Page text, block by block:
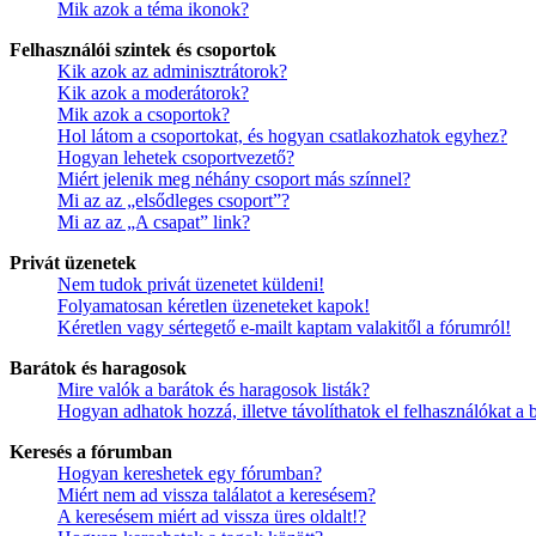
Mik azok a téma ikonok?
Felhasználói szintek és csoportok
Kik azok az adminisztrátorok?
Kik azok a moderátorok?
Mik azok a csoportok?
Hol látom a csoportokat, és hogyan csatlakozhatok egyhez?
Hogyan lehetek csoportvezető?
Miért jelenik meg néhány csoport más színnel?
Mi az az „elsődleges csoport”?
Mi az az „A csapat” link?
Privát üzenetek
Nem tudok privát üzenetet küldeni!
Folyamatosan kéretlen üzeneteket kapok!
Kéretlen vagy sértegető e-mailt kaptam valakitől a fórumról!
Barátok és haragosok
Mire valók a barátok és haragosok listák?
Hogyan adhatok hozzá, illetve távolíthatok el felhasználókat a
Keresés a fórumban
Hogyan kereshetek egy fórumban?
Miért nem ad vissza találatot a keresésem?
A keresésem miért ad vissza üres oldalt!?